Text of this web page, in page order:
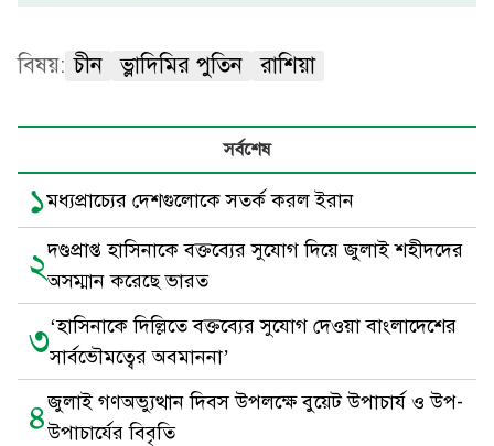
বিষয়: চীন ভ্লাদিমির পুতিন রাশিয়া
সর্বশেষ
১মধ্যপ্রাচ্যের দেশগুলোকে সতর্ক করল ইরান
২দণ্ডপ্রাপ্ত হাসিনাকে বক্তব্যের সুযোগ দিয়ে জুলাই শহীদদের
অসম্মান করেছে ভারত
৩‘হাসিনাকে দিল্লিতে বক্তব্যের সুযোগ দেওয়া বাংলাদেশের
সার্বভৌমত্বের অবমাননা’
৪জুলাই গণঅভ্যুত্থান দিবস উপলক্ষে বুয়েট উপাচার্য ও উপ-
উপাচার্যের বিবৃতি